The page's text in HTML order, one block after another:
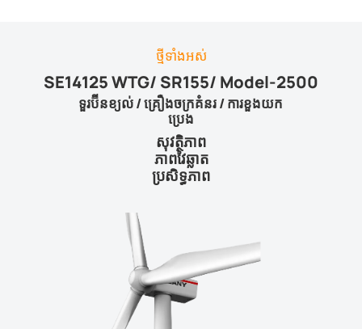
ថ្មី​ទាំងអស់
SE14125 WTG/ SR155/ Model-2500
ទួរប៊ីនខ្យល់ / គ្រឿងចក្រគំនរ / ការខួងយក
ប្រេង
សុវត្ថិភាព
ភាពវៃឆ្លាត
ប្រសិទ្ធភាព